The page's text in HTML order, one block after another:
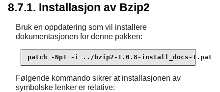
8.7.1. Installasjon av Bzip2
Bruk en oppdatering som vil installere
dokumentasjonen for denne pakken:
patch -Np1 -i ../bzip2-1.0.8-install_docs-1.patch
Følgende kommando sikrer at installasjonen av
symbolske lenker er relative: